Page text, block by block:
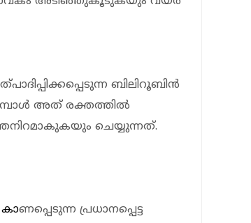
ബിലിറൂബിന്‍
അത് രക്തത്തില്‍
ചെയ്യുന്നത്.
ണപ്പെടുന്ന പ്രധാനപ്പെട്ട